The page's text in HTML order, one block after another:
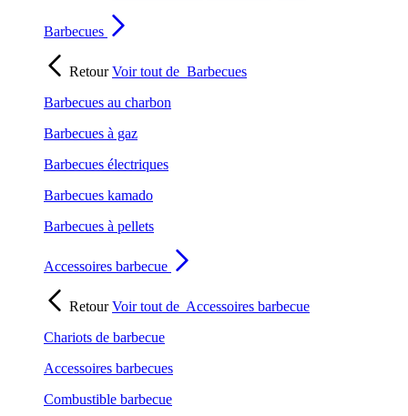
Barbecues
RetourVoir tout de Barbecues
Barbecues au charbon
Barbecues à gaz
Barbecues électriques
Barbecues kamado
Barbecues à pellets
Accessoires barbecue
RetourVoir tout de Accessoires barbecue
Chariots de barbecue
Accessoires barbecues
Combustible barbecue